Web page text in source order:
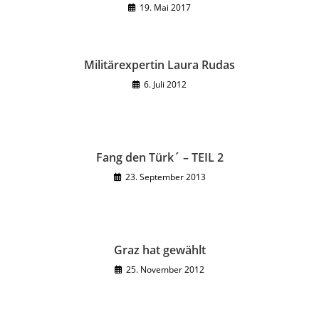
19. Mai 2017
Militärexpertin Laura Rudas
6. Juli 2012
Fang den Türk´ – TEIL 2
23. September 2013
Graz hat gewählt
25. November 2012